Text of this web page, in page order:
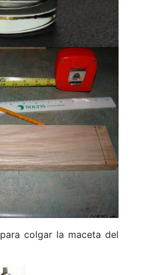
para colgar la maceta del